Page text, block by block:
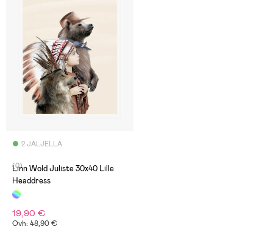
2 JÄLJELLÄ
(0)
Linn Wold Juliste 30x40 Lille
Headdress
19,90 €
Ovh: 48,90 €